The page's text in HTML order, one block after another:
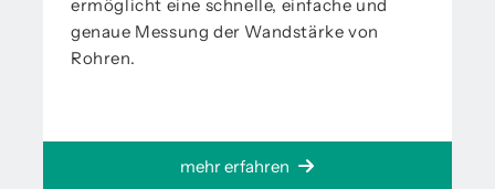
ermöglicht eine schnelle, einfache und
genaue Messung der Wandstärke von
Rohren.
mehr erfahren